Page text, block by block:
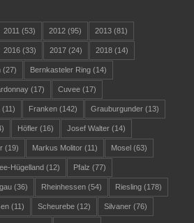
2011 (53) 2012(95) 2013(81)
2016(33) 2017(24) 2018(14)
(27) Bernkasteler Ring(14)
(17) Cuvee(17)
(11) Franken(142) Grauburgunder(13)
Höfler(16) Josef Walter(14)
(19) Markus Molitor(11) Mosel(63)
Hügelland(12) Pfalz (77)
(36) Rheinhessen(54) Riesling(178)
(11) Scheurebe(12) Silvaner(76)